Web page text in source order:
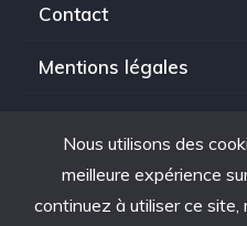
Contact
Mentions légales
Copyright © 2025. tous
Nous utilisons des
meilleure expérience
continuez à utiliser ce site,